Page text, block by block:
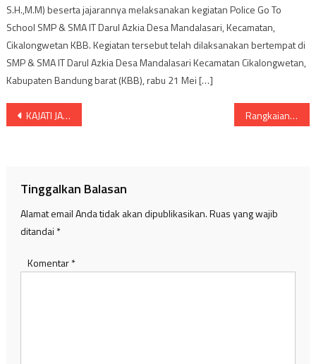
S.H.,M.M) beserta jajarannya melaksanakan kegiatan Police Go To
School SMP & SMA IT Darul Azkia Desa Mandalasari, Kecamatan,
Cikalongwetan KBB. Kegiatan tersebut telah dilaksanakan bertempat di
SMP & SMA IT Darul Azkia Desa Mandalasari Kecamatan Cikalongwetan,
Kabupaten Bandung barat (KBB), rabu 21 Mei […]
Navigasi
KAJATI JABAR MENGADAKAN BAKTI SOSIAL DI SLB NEGERI PURWAKARTA DAN DI RSUD BAYU ASIH PURWAKARTA. Rangkaian Hari Jadi ke-384 Kabupaten Bandung, Dadang Supriatna Kunjungi Rumah Dadang M. Naser
Tinggalkan Balasan
Alamat email Anda tidak akan dipublikasikan.Ruas yang wajib
ditandai *
Komentar*